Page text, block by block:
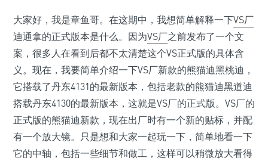
大家好，我是章鱼哥。在这期中，我想简单解释一下VS厂
迪通拿的正式版本是什么。因为VS厂之前发布了一个文
案，很多人在看到后都不太清楚这个VS正式版的具体含
义。现在，我要简单介绍一下VS厂新款的熊猫迪黑桃迪，
它搭载了丹东4131的最新版本，包括老款的熊猫迪黑道迪
搭载丹东4130的最新版本，这就是VS厂的正式版。VS厂的
正式版的熊猫迪新款，现在出厂时有一个新的贴标，并配
有一个放大镜。只是想和大家一起玩一下，简单地看一下
它的中轴，包括一些细节和做工，这样可以稍微放大看得